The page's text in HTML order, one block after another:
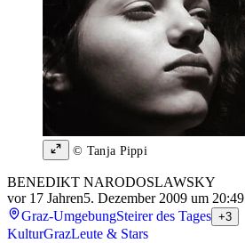
© Tanja Pippi
BENEDIKT NARODOSLAWSKY
vor 17 Jahren5. Dezember 2009 um 20:49
Graz-UmgebungSteirer des Tages +3
KulturGrazLeute & Stars